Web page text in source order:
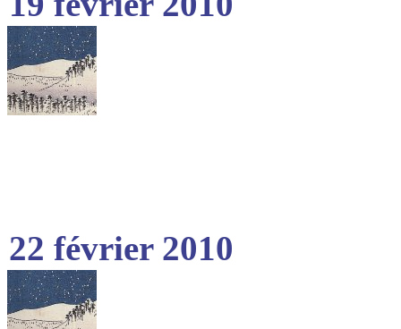
22 février 2010